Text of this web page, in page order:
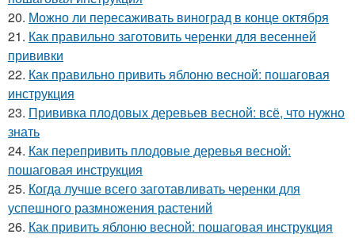
20. Можно ли пересаживать виноград в конце октября
21. Как правильно заготовить черенки для весенней
прививки
22. Как правильно привить яблоню весной: пошаговая
инструкция
23. Прививка плодовых деревьев весной: всё, что нужно
знать
24. Как перепривить плодовые деревья весной:
пошаговая инструкция
25. Когда лучше всего заготавливать черенки для
успешного размножения растений
26. Как привить яблоню весной: пошаговая инструкция